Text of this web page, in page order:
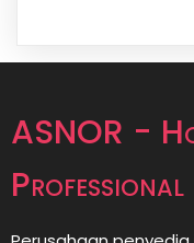
ASNOR -
Professional